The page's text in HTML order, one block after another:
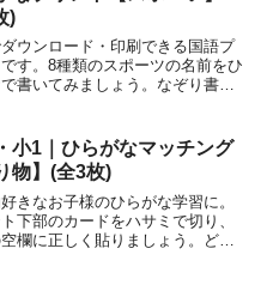
ト付きだから分かり...
)
ウンロード・印刷できる国語プ
です。8種類のスポーツの名前をひ
書いてみましょう。なぞり書き
すめの学年幼児・小学1年生印刷
ラー印刷推奨ダウ...
小1｜ひらがなマッチング
物】(全3枚)
きなお子様のひらがな学習に。
下部のカードをハサミで切り、
空欄に正しく貼りましょう。どん